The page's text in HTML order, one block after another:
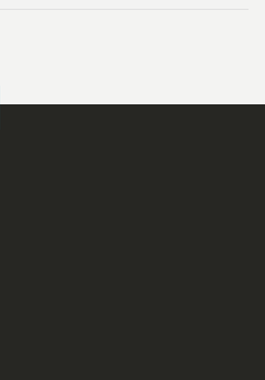
de manevrat si usor de
va permit sa mutati cu
pe cap.